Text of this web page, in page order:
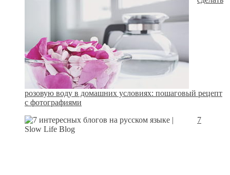
розовую воду в домашних условиях: пошаговый рецепт
с фотографиями
7